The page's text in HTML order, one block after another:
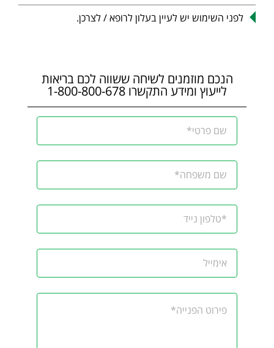
לפני השימוש יש לעיין בעלון לרופא / לצרכן.
הנכם מוזמנים לשיחה ששווה לכם בריאות
לייעוץ ומידע התקשרו 1-800-800-678